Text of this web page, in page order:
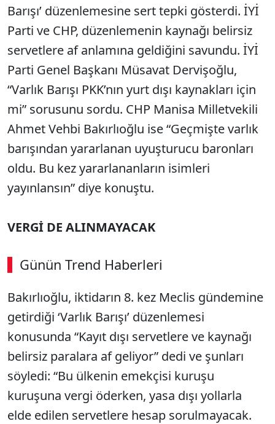
Barışı’ düzenlemesine sert tepki gösterdi. İYİ
Parti ve CHP, düzenlemenin kaynağı belirsiz
servetlere af anlamına geldiğini savundu. İYİ
Parti Genel Başkanı Müsavat Dervişoğlu,
“Varlık Barışı PKK’nın yurt dışı kaynakları için
mi” sorusunu sordu. CHP Manisa Milletvekili
Ahmet Vehbi Bakırlıoğlu ise “Geçmişte varlık
barışından yararlanan uyuşturucu baronları
oldu. Bu kez yararlananların isimleri
yayınlansın” diye konuştu.
VERGİ DE ALINMAYACAK
Günün Trend Haberleri
00:02 / 08:15
Sesi Aç
Bakırlıoğlu, iktidarın 8. kez Meclis gündemine
getirdiği ‘Varlık Barışı’ düzenlemesi
konusunda “Kayıt dışı servetlere ve kaynağı
belirsiz paralara af geliyor” dedi ve şunları
söyledi: “Bu ülkenin emekçisi kuruşu
kuruşuna vergi öderken, yasa dışı yollarla
elde edilen servetlere hesap sorulmayacak.